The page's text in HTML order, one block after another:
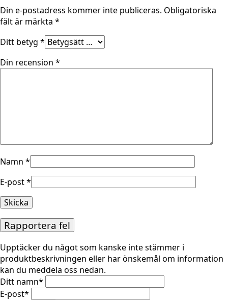
Din e-postadress kommer inte publiceras. Obligatoriska
fält är märkta *
Ditt betyg *
Din recension *
Namn *
E-post*
Rapportera fel
Upptäcker du något som kanske inte stämmer i
produktbeskrivningen eller har önskemål om information
kan du meddela oss nedan.
Ditt namn*
E-post*